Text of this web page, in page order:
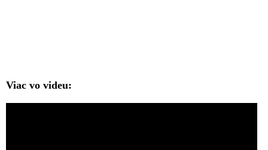
Viac vo videu: